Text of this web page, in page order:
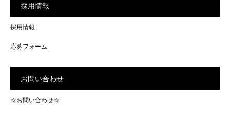
採用情報
採用情報
応募フォーム
お問い合わせ
☆お問い合わせ☆